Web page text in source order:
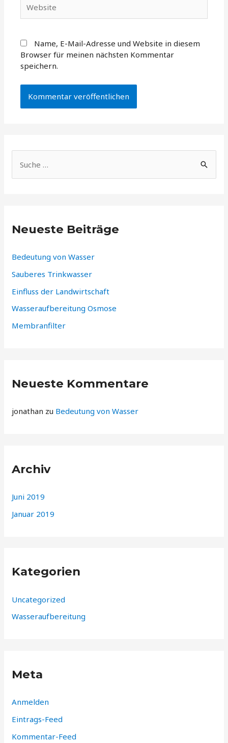
Name, E-Mail-Adresse und Website in diesem
Browser für meinen nächsten Kommentar
speichern.
Neueste Beiträge
Bedeutung von Wasser
Sauberes Trinkwasser
Einfluss der Landwirtschaft​
Wasseraufbereitung Osmose
Membranfilter
Neueste Kommentare
jonathan zu Bedeutung von Wasser
Archiv
Juni 2019
Januar 2019
Kategorien
Uncategorized
Wasseraufbereitung
Meta
Anmelden
Eintrags-Feed
Kommentar-Feed